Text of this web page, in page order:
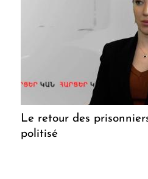
Le retour des
politisé